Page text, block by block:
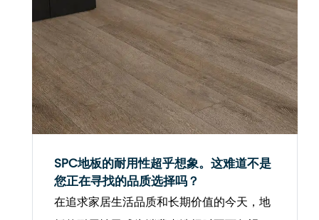
SPC地板的耐用性超乎想象。这难道不是
您正在寻找的品质选择吗？
在追求家居生活品质和长期价值的今天，地